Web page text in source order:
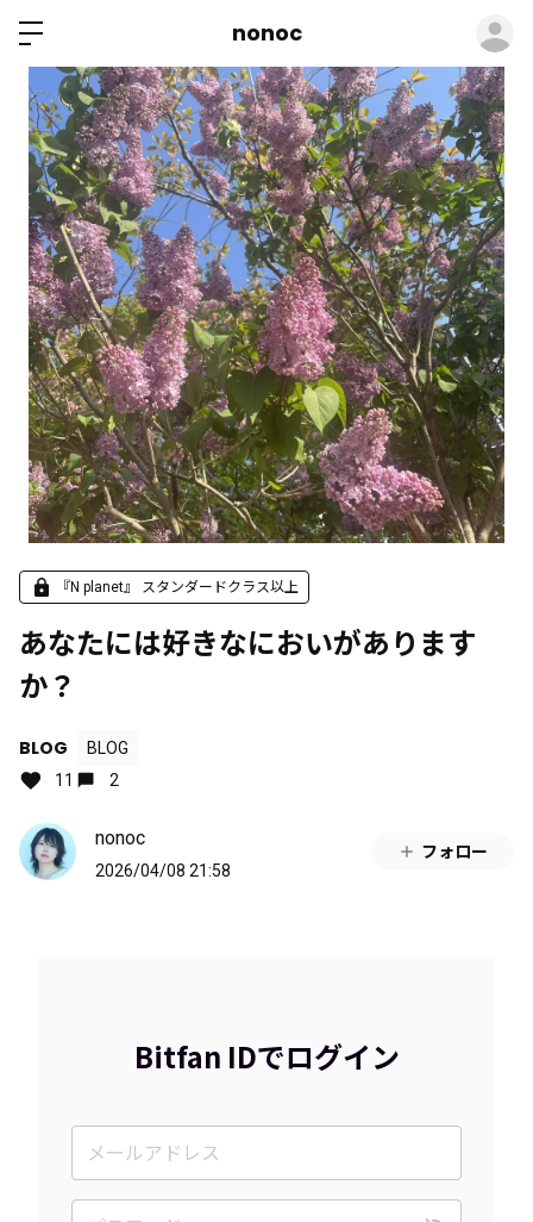
nonoc
『N planet』 スタンダードクラス以上
あなたには好きなにおいがあります
か？
BLOG
BLOG
11
2
nonoc
2026/04/08 21:58
フォロー
Bitfan IDでログイン